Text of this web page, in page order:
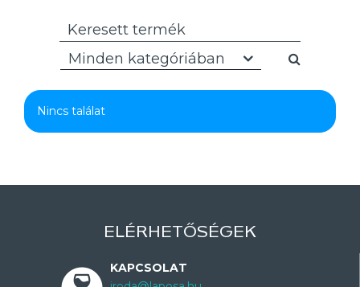
Minden kategóriában
Nincs találat
ELÉRHETŐSÉGEK
KAPCSOLAT